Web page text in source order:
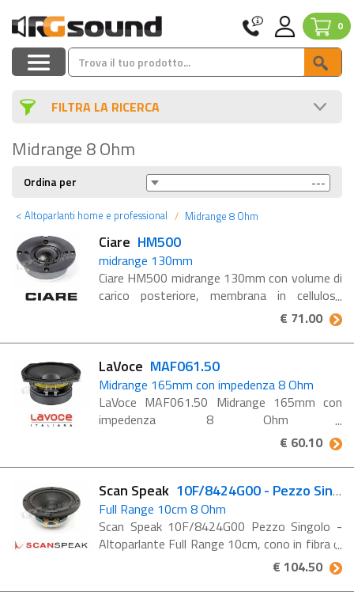
0
FILTRA LA RICERCA
Midrange 8 Ohm
Ordina per
< Altoparlanti home e professional Midrange 8 Ohm
Ciare HM500
midrange 130mm
Ciare HM500 midrange 130mm con volume di
carico posteriore, membrana in cellulosa
smorzata e sospensione in poliuretano. Ciare
è un'azienda costantemente al passo con le
innovazioni tecnologiche ...
€ 71.00
LaVoce MAF061.50
Midrange 165mm con impedenza 8 Ohm
LaVoce MAF061.50 Midrange 165mm con
impedenza 8 Ohm
Caratteristiche MAF061.50 Bobina voce 1.5"
CCA Sensibilità 97 dB SPL Anello di
demodulazione in alluminio Privo ...
€ 60.10
Scan Speak 10F/8424G00 - Pezzo Singolo
Full Range 10cm 8 Ohm
Scan Speak 10F/8424G00 Pezzo Singolo -
Altoparlante Full Range 10cm, cono in fibra di
vetro, magnete al neodimio, impedenza 8
Ohm Caratteristiche 10F/8424G00 10 cm a
€ 104.50